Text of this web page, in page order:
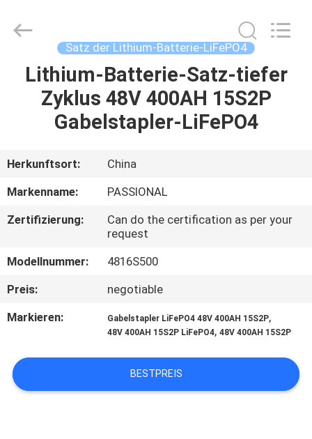
HAUS
PRODUKTE
ÜBER
UNS
FABRIK-
AUSFLUG
QUALITÄTSKONTROLLE
SIE
MIT
Ltd..
Developed
Satz der Lithium-Batterie-LiFePO4
Lithium-Batterie-Satz-tiefer
Zyklus 48V 400AH 15S2P
Gabelstapler-LiFePO4
Herkunftsort:
China
Markenname:
PASSIONAL
Zertifizierung:
Can do the certification as per your
request
Modellnummer:
4816S500
Preis:
negotiable
Markieren:
Gabelstapler LiFePO4 48V 400AH 15S2P,
48V 400AH 15S2P LiFePO4,48V 400AH 15S2P
BESTPREIS